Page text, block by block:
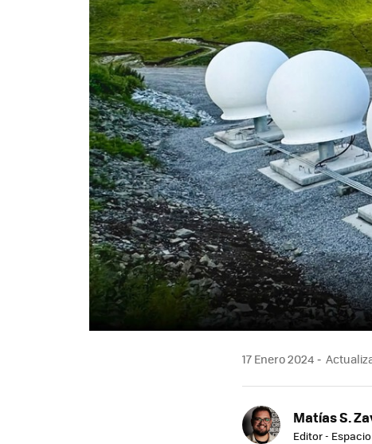
17 Enero 2024
Matías S.
Editor -